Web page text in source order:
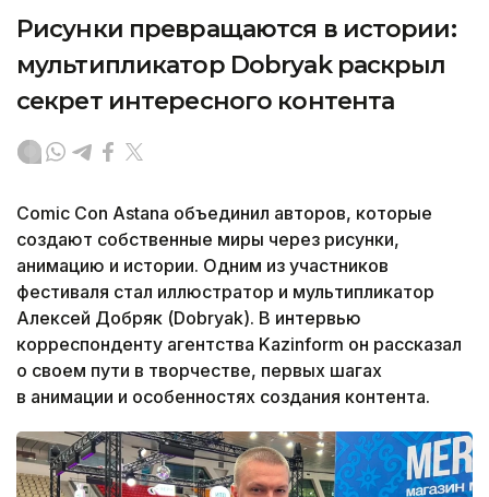
Рисунки превращаются в истории:
мультипликатор Dobryak раскрыл
секрет интересного контента
Comic Con Astana объединил авторов, которые
создают собственные миры через рисунки,
анимацию и истории. Одним из участников
фестиваля стал иллюстратор и мультипликатор
Алексей Добряк (Dobryak). В интервью
корреспонденту агентства Kazinform он рассказал
о своем пути в творчестве, первых шагах
в анимации и особенностях создания контента.